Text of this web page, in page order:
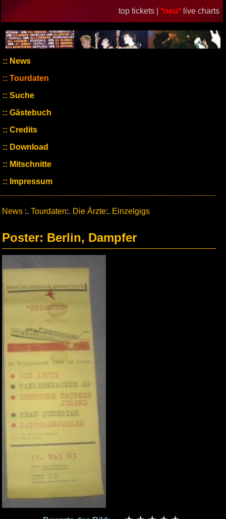
top tickets | *neu* live charts
News
Tourdaten
Suche
Gästebuch
Credits
Download
Mitschnitte
Impressum
News :. Tourdaten:. Die Ärzte:. Einzelgigs
Poster: Berlin, Dampfer